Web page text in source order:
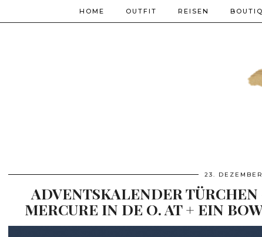
HOME OUTFIT REISEN
23.
ADVENTSKALENDER
MERCURE IN DE O. AT + EIN